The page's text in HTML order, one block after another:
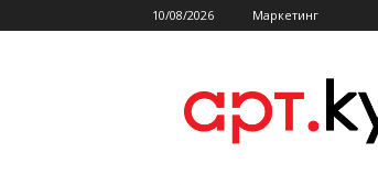
10/08/2026 Маркетинг